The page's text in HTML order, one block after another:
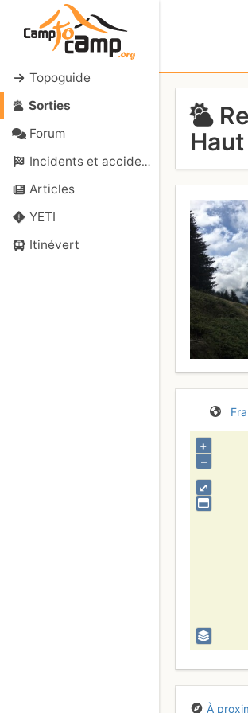
Topoguide
Sorties
Forum
Incidents et accidents
Articles
YETI
Itinévert
Haut
⤢
+
–
À